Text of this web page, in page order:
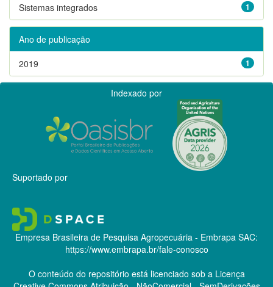
1
Sistemas integrados
Ano de publicação
1
2019
Indexado por
Suportado por
Empresa Brasileira de Pesquisa Agropecuária - Embrapa SAC:
https://www.embrapa.br/fale-conosco
O conteúdo do repositório está licenciado sob a Licença